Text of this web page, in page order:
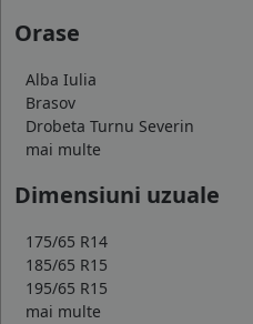
Orase
Alba Iulia
Brasov
Drobeta Turnu Severin
mai multe
Dimensiuni uzuale
175/65 R14
185/65 R15
195/65 R15
mai multe